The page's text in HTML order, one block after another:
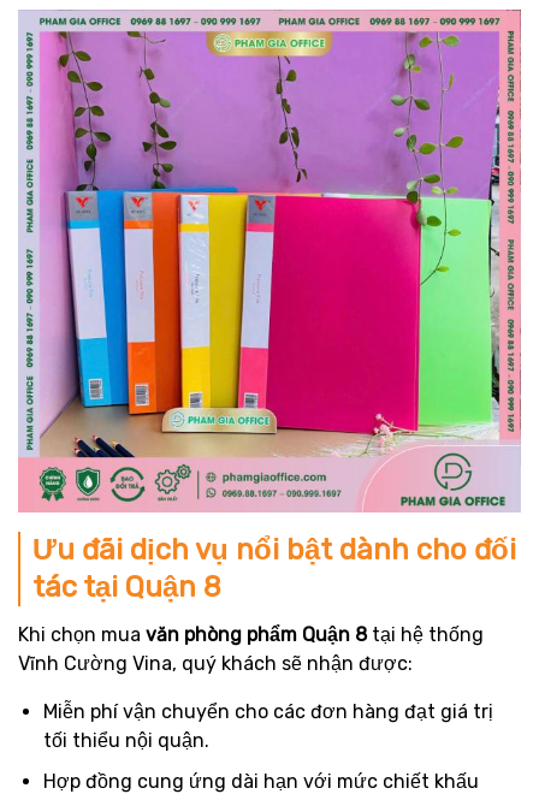
Ưu đãi dịch vụ nổi bật dành cho đối
tác tại Quận 8
Khi chọn mua văn phòng phẩm Quận 8tại hệ thống
Vĩnh Cường Vina, quý khách sẽ nhận được:
Miễn phí vận chuyển cho các đơn hàng đạt giá trị
tối thiểu nội quận.
Hợp đồng cung ứng dài hạn với mức chiết khấu